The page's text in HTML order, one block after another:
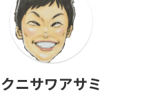
クニサワアサミ